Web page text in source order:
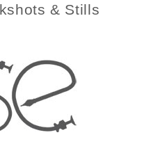
& Stills